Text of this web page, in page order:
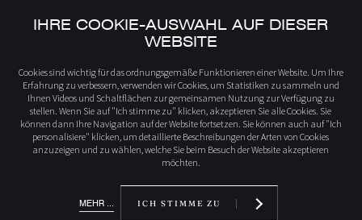
VILLA IM
AUSTRALISCHEN BUSCH
IHRE COOKIE-AUSWAHL AUF DIESER
WEBSITE
Cookies sind wichtig für das ordnungsgemäße Funktionieren einer Website. Um Ihre
Erfahrung zu verbessern, verwenden wir Cookies, um Statistiken zu sammeln und
Ihnen Videos und Schaltflächen zur gemeinsamen Nutzung zur Verfügung zu
stellen. Wenn Sie auf "Ich stimme zu" klicken, akzeptieren Sie alle Cookies. Sie
können dann Ihre Navigation auf der Website fortsetzen. Sie können auch auf "Ich
personalisiere" klicken, um detaillierte Beschreibungen der Arten von Cookies
anzuzeigen und zu wählen, welche Sie beim Besuch der Website akzeptieren
möchten.
MEHR ... ICH STIMME ZU